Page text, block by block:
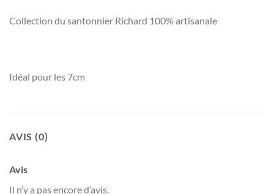
Collection du santonnier Richard 100% artisanale
Idéal pour les 7cm
AVIS (0)
Avis
Il n’y a pas encore d’avis.